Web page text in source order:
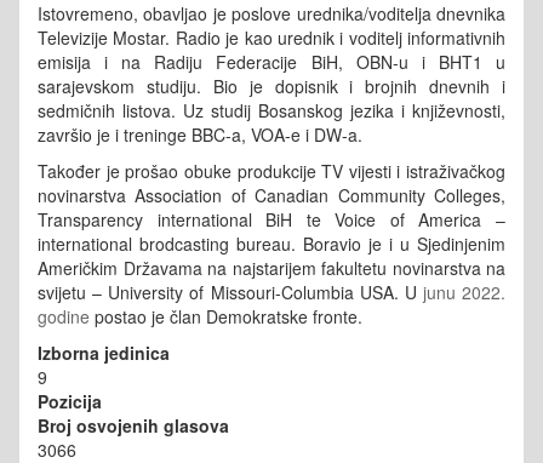
Istovremeno, obavljao je poslove urednika/voditelja dnevnika
Televizije Mostar. Radio je kao urednik i voditelj informativnih
emisija i na Radiju Federacije BiH, OBN-u i BHT1 u
sarajevskom studiju. Bio je dopisnik i brojnih dnevnih i
sedmičnih listova. Uz studij Bosanskog jezika i književnosti,
završio je i treninge BBC-a, VOA-e i DW-a.
Također je prošao obuke produkcije TV vijesti i istraživačkog
novinarstva Association of Canadian Community Colleges,
Transparency international BiH te Voice of America –
international brodcasting bureau. Boravio je i u Sjedinjenim
Američkim Državama na najstarijem fakultetu novinarstva na
svijetu – University of Missouri-Columbia USA. U junu 2022.
godine postao je član Demokratske fronte.
Izborna jedinica
9
Pozicija
Broj osvojenih glasova
3066